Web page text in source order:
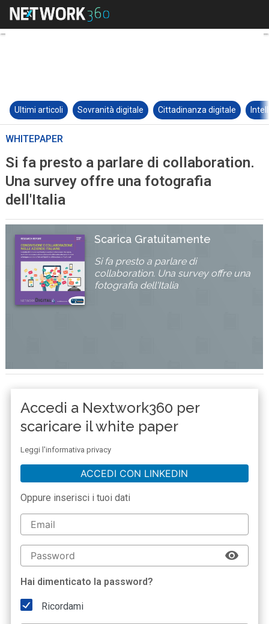
Ultimi articoli Sovranità digitale Cittadinanza digitale
WHITEPAPER
Si fa presto a parlare di collaboration.
Una survey offre una fotografia
dell'Italia
Scarica Gratuitamente
Si fa presto a parlare di
collaboration. Una survey offre una
fotografia dell'Italia
Accedi a Nextwork360 per
scaricare il white paper
Leggi l'informativa privacy
ACCEDI CON LINKEDIN
Oppure inserisci i tuoi dati
Hai dimenticato la password?
Ricordami